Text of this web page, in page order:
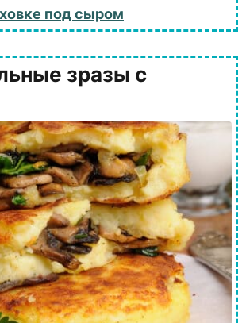
под сыром
зразы с